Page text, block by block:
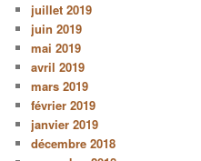
juillet 2019
juin 2019
mai 2019
avril 2019
mars 2019
février 2019
janvier 2019
décembre 2018